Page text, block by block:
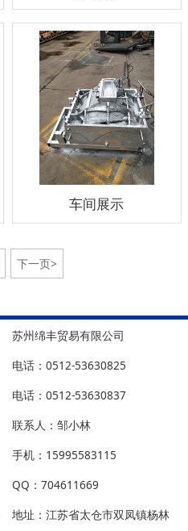
车间展示
下一页>
苏州绵丰贸易有限公司
电话：0512-53630825
电话：0512-53630837
联系人：邹小林
手机：15995583115
QQ：704611669
地址：江苏省太仓市双凤镇杨林